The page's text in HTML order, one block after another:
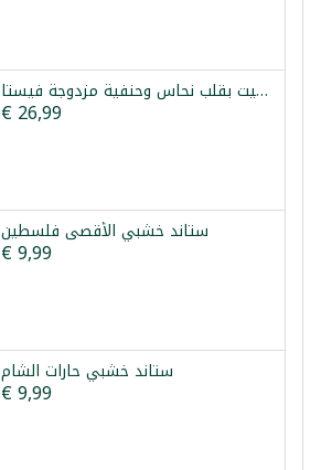
طقم شطاف تواليت بقلب نحاس وحنفية مزدوجة فيستا
€ 26,99
ستاند خشبي الأقصى فلسطين
€ 9,99
ستاند خشبي حارات الشام
€ 9,99